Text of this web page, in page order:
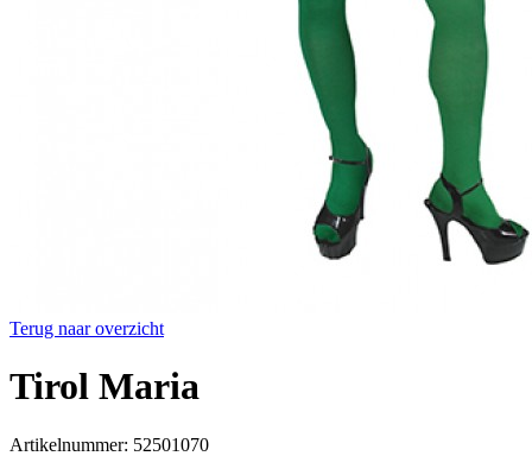
Terug naar overzicht
Tirol Maria
Artikelnummer: 52501070